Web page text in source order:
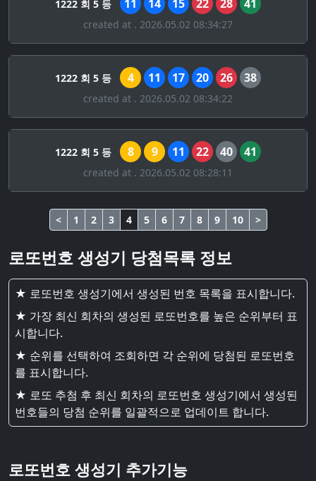
1222 회 5 등 11 14 15 22 28 41
created at . 2026.05.02 08:34:27
1222 회 5 등 4 11 17 20 26 38
created at . 2026.05.02 08:34:22
1222 회 5 등 8 9 11 22 40 41
created at . 2026.05.02 08:28:11
< 1 2 3 4 5 6 7 8 9 10 >
로또번호 생성기 당첨목록 정보
★ 로또번호 생성기에서 생성된 번호 목록을 표시합니다.
★ 가장 최신 회차의 생성된 로또번호를 높은 순위부터 표
시합니다.
★ 순위를 선택하여 조회하면 각 순위에 당첨된 로또번호
를 표시합니다.
★ 로또 추첨 후 최신 회차의 로또번호 생성기에서 생성된
번호들의 당첨 순위를 일괄적으로 업데이트 합니다.
로또번호 생성기 추가기능